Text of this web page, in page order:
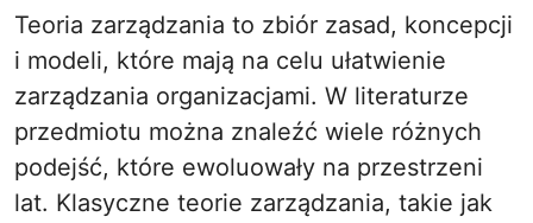
Teoria zarządzania to zbiór zasad, koncepcji
i modeli, które mają na celu ułatwienie
zarządzania organizacjami. W literaturze
przedmiotu można znaleźć wiele różnych
podejść, które ewoluowały na przestrzeni
lat. Klasyczne teorie zarządzania, takie jak